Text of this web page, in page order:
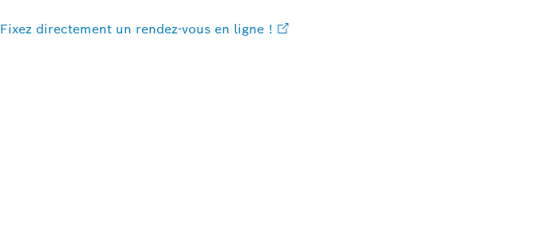
Fixez directement un rendez-vous en ligne !